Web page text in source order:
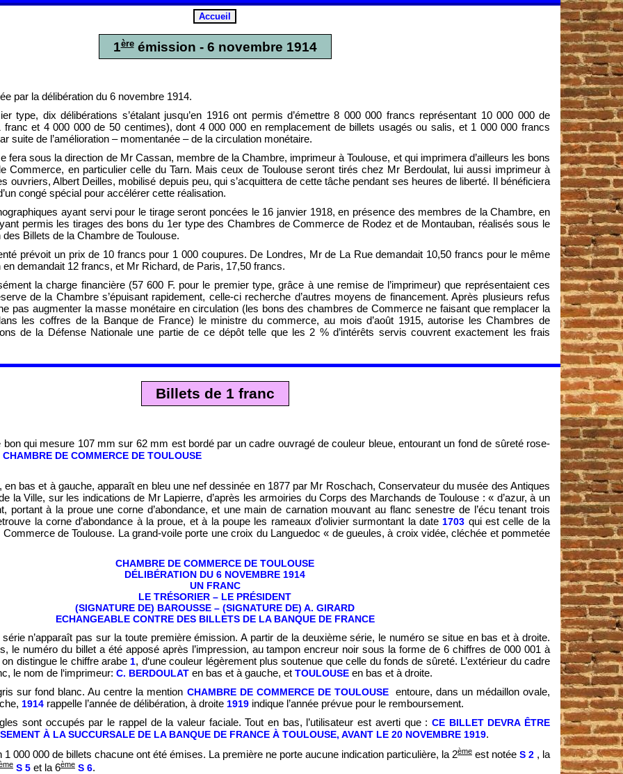
1èreémission - 6 novembre 1914
par la délibération du 6 novembre 1914.
type, dix délibérations s’étalant jusqu’en 1916 ont permis d’émettre 8 000 000 francs représentant 10 000 000 de
et 4 000 000 de 50 centimes), dont 4 000 000 en remplacement de billets usagés ou salis, et 1 000 000 francs
suite de l’amélioration – momentanée – de la circulation monétaire.
fera sous la direction de Mr Cassan, membre de la Chambre, imprimeur à Toulouse, et qui imprimera d’ailleurs les bons
Commerce, en particulier celle du Tarn. Mais ceux de Toulouse seront tirés chez Mr Berdoulat, lui aussi imprimeur à
ouvriers, Albert Deilles, mobilisé depuis peu, qui s’acquittera de cette tâche pendant ses heures de liberté. Il bénéficiera
congé spécial pour accélérer cette réalisation.
ayant servi pour le tirage seront poncées le 16 janvier 1918, en présence des membres de la Chambre, en
permis les tirages des bons du 1er type des Chambres de Commerce de Rodez et de Montauban, réalisés sous le
Billets de la Chambre de Toulouse.
prévoit un prix de 10 francs pour 1 000 coupures. De Londres, Mr de La Rue demandait 10,50 francs pour le même
demandait 12 francs, et Mr Richard, de Paris, 17,50 francs.
la charge financière (57 600 F. pour le premier type, grâce à une remise de l’imprimeur) que représentaient ces
de la Chambre s’épuisant rapidement, celle-ci recherche d’autres moyens de financement. Après plusieurs refus
pas augmenter la masse monétaire en circulation (les bons des chambres de Commerce ne faisant que remplacer la
les coffres de la Banque de France) le ministre du commerce, au mois d’août 1915, autorise les Chambres de
de la Défense Nationale une partie de ce dépôt telle que les 2 % d’intérêts servis couvrent exactement les frais
Billets de 1 franc
qui mesure 107 mm sur 62 mm est bordé par un cadre ouvragé de couleur bleue, entourant un fond de sûreté rose-
CHAMBRE DE COMMERCE DE TOULOUSE
en bas et à gauche, apparaît en bleu une nef dessinée en 1877 par Mr Roschach, Conservateur du musée des Antiques
la Ville, sur les indications de Mr Lapierre, d’après les armoiries du Corps des Marchands de Toulouse : « d’azur, à un
portant à la proue une corne d’abondance, et une main de carnation mouvant au flanc senestre de l’écu tenant trois
la corne d’abondance à la proue, et à la poupe les rameaux d’olivier surmontant la date1703 qui est celle de la
de Toulouse. La grand-voile porte une croix du Languedoc « de gueules, à croix vidée, cléchée et pommetée
CHAMBRE DE COMMERCE DE TOULOUSE
DÉLIBÉRATION DU 6 NOVEMBRE 1914
UN FRANC
LE TRÉSORIER – LE PRÉSIDENT
(SIGNATURE DE) BAROUSSE – (SIGNATURE DE) A. GIRARD
ECHANGEABLE CONTRE DES BILLETS DE LA BANQUE DE FRANCE
n’apparaît pas sur la toute première émission. A partir de la deuxième série, le numéro se situe en bas et à droite.
le numéro du billet a été apposé après l’impression, au tampon encreur noir sous la forme de 6 chiffres de 000 001 à
distingue le chiffre arabe 1, d‘une couleur légèrement plus soutenue que celle du fonds de sûreté. L’extérieur du cadre
le nom de l‘imprimeur: C. BERDOULAT en bas et à gauche, et TOULOUSE en bas et à droite.
sur fond blanc. Au centre la mention CHAMBRE DE COMMERCE DE TOULOUSEentoure, dans un médaillon ovale,
1914 rappelle l’année de délibération, à droite 1919 indique l’année prévue pour le remboursement.
sont occupés par le rappel de la valeur faciale. Tout en bas, l’utilisateur est averti que : CE BILLET DEVRA ÊTRE
À LA SUCCURSALE DE LA BANQUE DE FRANCE À TOULOUSE, AVANT LE 20 NOVEMBRE 1919.
1 000 000 de billets chacune ont été émises. La première ne porte aucune indication particulière, la 2ème est notée S 2 , la
S 5 et la 6ème S 6.